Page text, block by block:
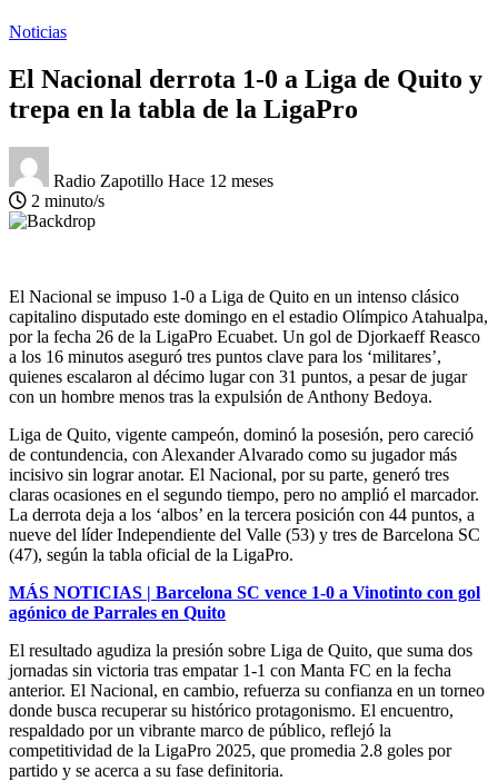
Noticias
El Nacional derrota 1-0 a Liga de Quito y
trepa en la tabla de la LigaPro
Radio Zapotillo Hace 12 meses
2 minuto/s
El Nacional se impuso 1-0 a Liga de Quito en un intenso clásico
capitalino disputado este domingo en el estadio Olímpico Atahualpa,
por la fecha 26 de la LigaPro Ecuabet. Un gol de Djorkaeff Reasco
a los 16 minutos aseguró tres puntos clave para los ‘militares’,
quienes escalaron al décimo lugar con 31 puntos, a pesar de jugar
con un hombre menos tras la expulsión de Anthony Bedoya.
Liga de Quito, vigente campeón, dominó la posesión, pero careció
de contundencia, con Alexander Alvarado como su jugador más
incisivo sin lograr anotar. El Nacional, por su parte, generó tres
claras ocasiones en el segundo tiempo, pero no amplió el marcador.
La derrota deja a los ‘albos’ en la tercera posición con 44 puntos, a
nueve del líder Independiente del Valle (53) y tres de Barcelona SC
(47), según la tabla oficial de la LigaPro.
MÁS NOTICIAS | Barcelona SC vence 1-0 a Vinotinto con gol
agónico de Parrales en Quito
El resultado agudiza la presión sobre Liga de Quito, que suma dos
jornadas sin victoria tras empatar 1-1 con Manta FC en la fecha
anterior. El Nacional, en cambio, refuerza su confianza en un torneo
donde busca recuperar su histórico protagonismo. El encuentro,
respaldado por un vibrante marco de público, reflejó la
competitividad de la LigaPro 2025, que promedia 2.8 goles por
partido y se acerca a su fase definitoria.